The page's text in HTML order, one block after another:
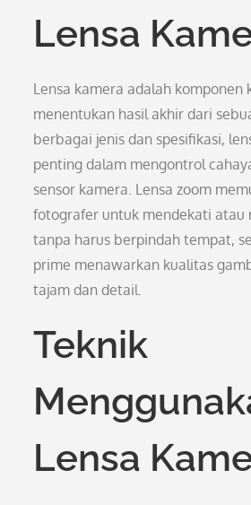
Lensa
Lensa kamera adalah komponen
menentukan hasil akhir dari
berbagai jenis dan spesifikasi,
penting dalam mengontrol
sensor kamera. Lensa zoom
fotografer untuk mendekati atau
tanpa harus berpindah tempat,
prime menawarkan kualitas
tajam dan detail.
Teknik
Lensa